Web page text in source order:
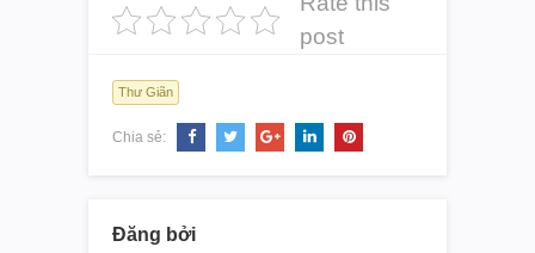
post
Thư Giãn
Chia sẻ:
Đăng bởi